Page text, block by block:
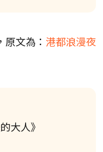
文為： 港都浪漫夜
大人》